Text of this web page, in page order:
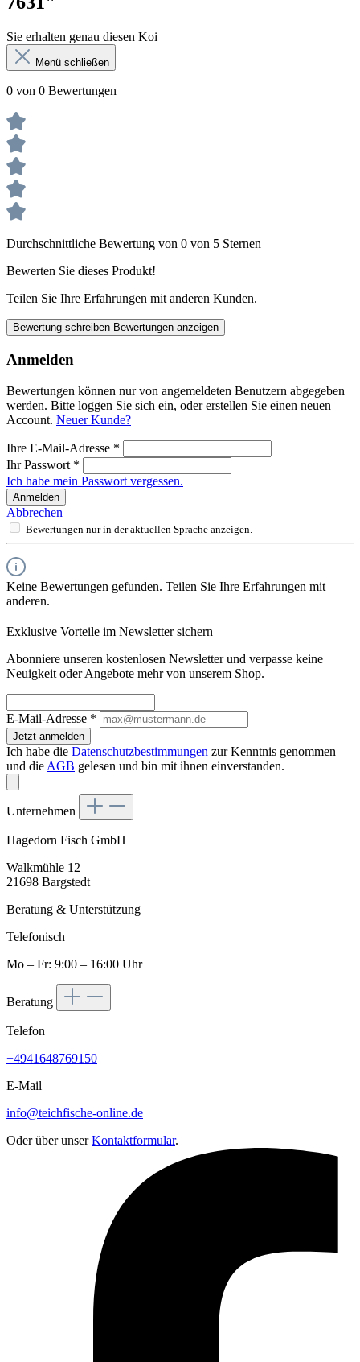
Sie erhalten genau diesen Koi
Menü schließen
0 von 0 Bewertungen
Durchschnittliche Bewertung von 0 von 5 Sternen
Bewerten Sie dieses Produkt!
Teilen Sie Ihre Erfahrungen mit anderen Kunden.
Bewertung schreiben Bewertungen anzeigen
Anmelden
Bewertungen können nur von angemeldeten Benutzern abgegeben
werden. Bitte loggen Sie sich ein, oder erstellen Sie einen neuen
Account. Neuer Kunde?
Ihre E-Mail-Adresse *
Ihr Passwort *
Ich habe mein Passwort vergessen.
Anmelden
Abbrechen
Bewertungen nur in der aktuellen Sprache anzeigen.
Keine Bewertungen gefunden. Teilen Sie Ihre Erfahrungen mit
anderen.
Exklusive Vorteile im Newsletter sichern
Abonniere unseren kostenlosen Newsletter und verpasse keine
Neuigkeit oder Angebote mehr von unserem Shop.
E-Mail-Adresse *
Jetzt anmelden
Ich habe die Datenschutzbestimmungen zur Kenntnis genommen
und die AGB gelesen und bin mit ihnen einverstanden.
Unternehmen
Hagedorn Fisch GmbH
Walkmühle 12
21698 Bargstedt
Beratung & Unterstützung
Telefonisch
Mo – Fr: 9:00 – 16:00 Uhr
Beratung
Telefon
+4941648769150
E-Mail
info@teichfische-online.de
Oder über unserKontaktformular.